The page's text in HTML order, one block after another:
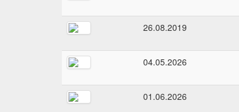
26.08.2019
04.05.2026
01.06.2026